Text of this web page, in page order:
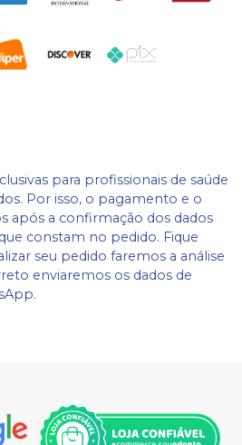
para profissionais de saúde
Por isso, o pagamento e o
após a confirmação dos dados
constam no pedido. Fique
seu pedido faremos a análise
enviaremos os dados de